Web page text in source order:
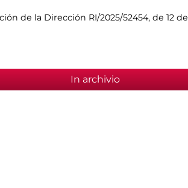
de la Dirección RI/2025/52454, de 12 de
In archivio